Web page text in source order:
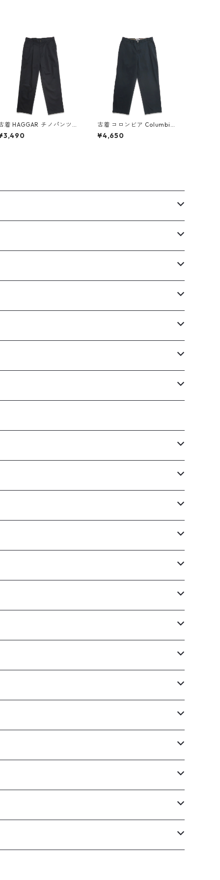
着 HAGGAR チノパンツ
ラックス ツータック ブラ
ック 表記：W34L32 gd4
古着 コロンビア Columbia
アウトドアパンツ チノパン
ツ ブラック ネイビー系 表
¥4,650